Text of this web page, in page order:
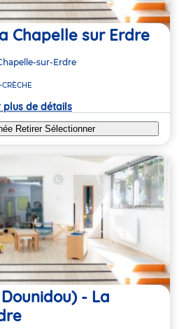
Chapelle sur Erdre
sur-Erdre
plus de détails
Retirer Sélectionner
Dounidou) - La